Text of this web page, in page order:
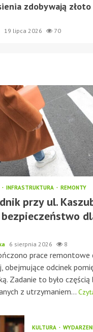
zdobywają
19 lipca 2026 70
INFRASTRUKTURA REMONTY
przy ul.
6 sierpnia 2026 8
prace remontowe
obejmujące odcinek
Zadanie to było częścią
z utrzymaniem...
KULTURA